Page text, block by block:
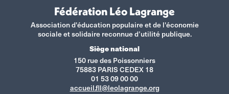
Fédération Léo Lagrange
Association d'éducation populaire et de l'économie
sociale et solidaire reconnue d’utilité publique.
Siège national
150 rue des Poissonniers
75883 PARIS CEDEX 18
01 53 09 00 00
accueil.fll@leolagrange.org